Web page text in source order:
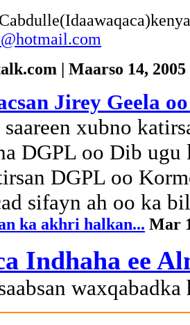
| Maarso 14, 2005
Jirey Geela
xubno
DGPL oo Dib ugu
DGPL oo
sifayn ah oo ka
ka akhri halkan... Mar
Indhaha ee